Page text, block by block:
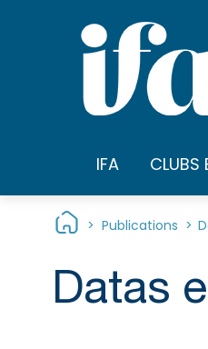
IFA CLUBS
> Publications >
Datas